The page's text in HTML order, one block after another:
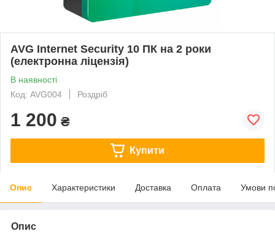
AVG Internet Security 10 ПК на 2 роки
(електронна ліцензія)
В наявності
Код: AVG004
Роздріб
1 200 ₴
Купити
Опис Характеристики Доставка Оплата Умови
Опис